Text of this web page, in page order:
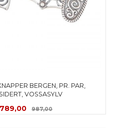
BERGEN, PR. PAR,
VOSSASYLV
Tilbud
789,00 987,00Rabatt